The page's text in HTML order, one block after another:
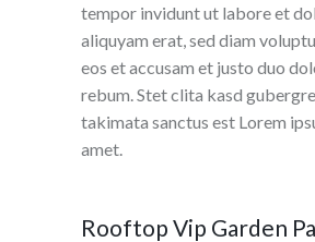
tempor invidunt ut labore et
aliquyam erat, sed diam
eos et accusam et justo duo
rebum. Stet clita kasd
takimata sanctus est Lorem
amet.
Rooftop Vip Garden